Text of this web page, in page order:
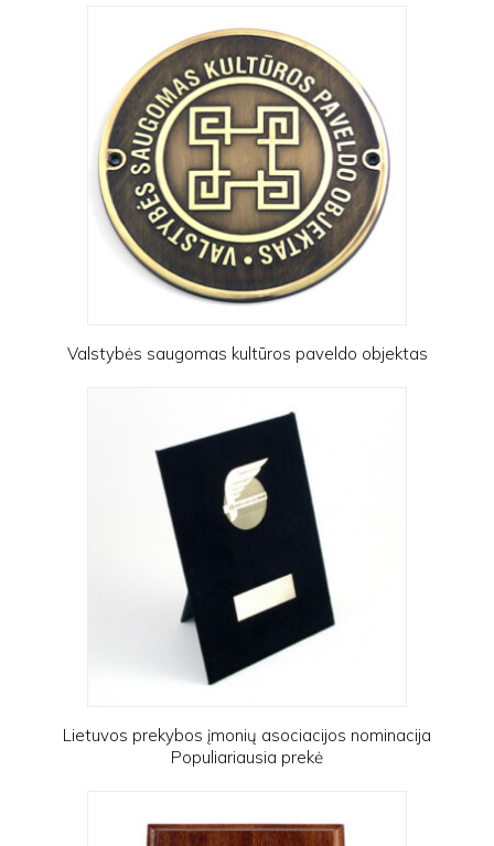
Valstybės saugomas kultūros paveldo objektas
Lietuvos prekybos įmonių asociacijos nominacija
Populiariausia prekė